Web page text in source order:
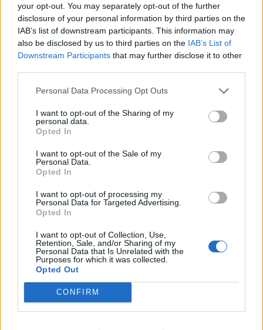
your opt-out. You may separately opt-out of the further
disclosure of your personal information by third parties on the
IAB’s list of downstream participants. This information may
also be disclosed by us to third parties on the IAB’s List of
Downstream Participants that may further disclose it to other
Personal Data Processing Opt Outs
I want to opt-out of the Sharing of my
personal data.
Opted In
I want to opt-out of the Sale of my
Personal Data.
Opted In
I want to opt-out of processing my
Personal Data for Targeted Advertising.
Opted In
I want to opt-out of Collection, Use,
Retention, Sale, and/or Sharing of my
Personal Data that Is Unrelated with the
Purposes for which it was collected.
Opted Out
CONFIRM
νευρολόγο
ψυχίατρο ή ψυχολόγο
εργοθεραπευτή
λογοθεραπευτή
κοινωνικό λειτουργό